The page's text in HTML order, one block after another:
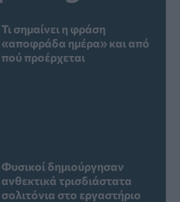
Τι σημαίνει η φράση
«αποφράδα ημέρα» και από
πού προέρχεται
Φυσικοί δημιούργησαν
ανθεκτικά τρισδιάστατα
σολιτόνια στο εργαστήριο